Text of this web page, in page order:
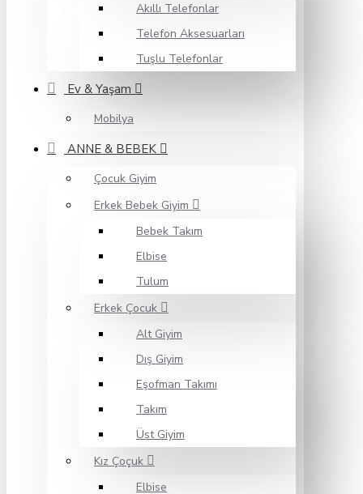
Akıllı Telefonlar
Telefon Aksesuarları
Tuşlu Telefonlar
Ev & Yaşam
Mobilya
ANNE & BEBEK
Çocuk Giyim
Erkek Bebek Giyim
Bebek Takım
Elbise
Tulum
Erkek Çocuk
Alt Giyim
Dış Giyim
Eşofman Takımı
Takım
Üst Giyim
Kız Çoçuk
Elbise